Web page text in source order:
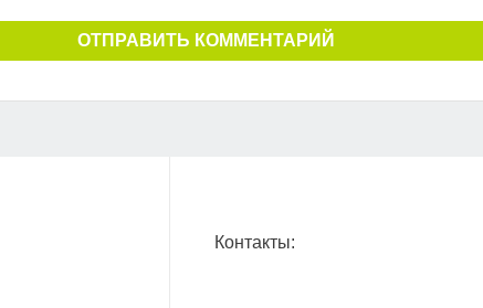
ОТПРАВИТЬ КОММЕНТАРИЙ
Контакты: